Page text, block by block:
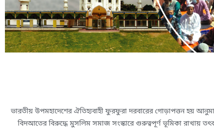
ভারতীয় উপমহাদেশের ঐতিহ্যবাহী ফুরফুরা দরবারের গোড়াপত্তন হয়
বিদআতের বিরুদ্ধে মুসলিম সমাজ সংস্কারে গুরুত্বপূর্ণ ভূমিকা রাখায়